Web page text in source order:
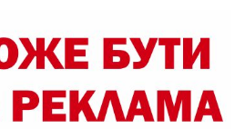
приїду й одружуся…»: Пам’яті
Богдана Ємця (ВІДЕО)
грн та ризик дефіциту: чому в